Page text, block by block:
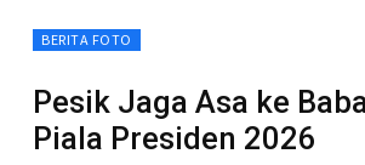
BERITA FOTO
Pesik Jaga Asa ke
Piala Presiden 2026